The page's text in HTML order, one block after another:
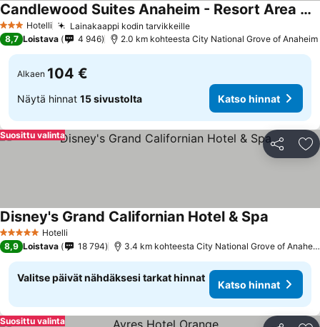
3 Tähtiluokitus
Hotelli Lainakaappi kodin tarvikkeilleKatso hinnat
Candlewood Suites Anaheim - Resort Area by IHG
Katso hinnat
8,7 Loistava 4 946 2.0 km kohteesta City National Grove of Anaheim
Alkaen 104 €
Näytä hinnat 15 sivustolta Katso hinnat
Jaa
Suosittu valinta
5 Tähtiluokitus
Hotelli
Disney's Grand Californian Hotel & Spa
8,9 Loistava 18 794 3.4 km kohteesta City National Grove of
Valitse päivät nähdäksesi tarkat hinnat
Katso hinnat
Suosittu valinta